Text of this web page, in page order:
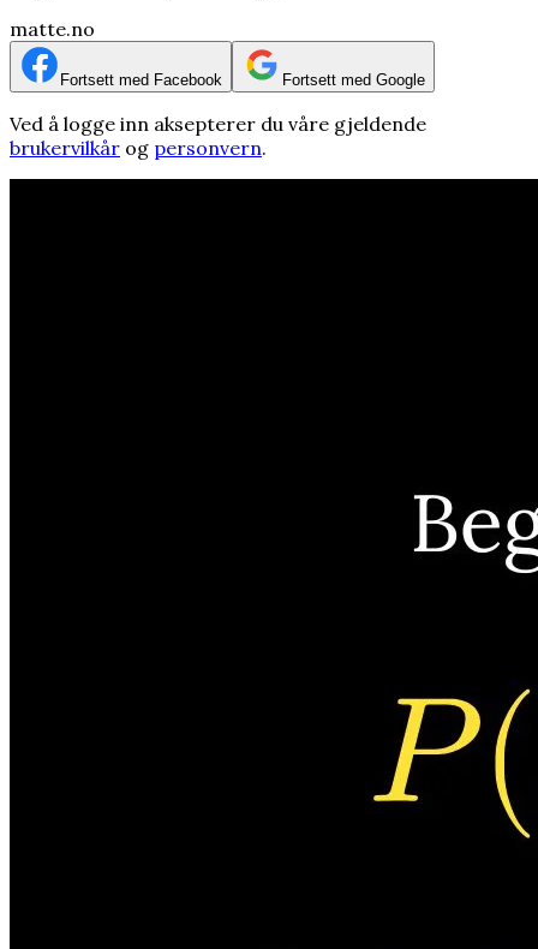
matte.no
Fortsett med Facebook Fortsett med Google
Ved å logge inn aksepterer du våre gjeldende
brukervilkår og personvern.